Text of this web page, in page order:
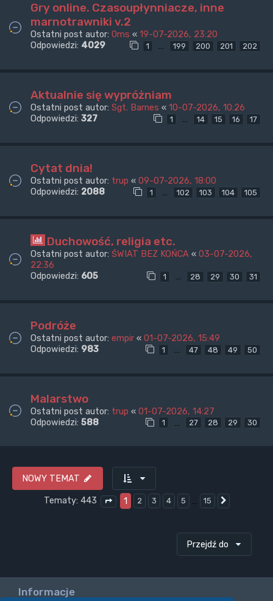
Gry online. Czasoupłynniacze, inne
marnotrawniki v.2
Ostatni post autor: 0ms « 19-07-2026, 23:20
Odpowiedzi: 4029 1 … 199 200 201 202
Aktualnie się wypróżniam
Ostatni post autor: Sgt. Barnes « 10-07-2026, 10:26
Odpowiedzi: 327 1 … 14 15 16 17
Cytat dnia!
Ostatni post autor: trup « 09-07-2026, 18:00
Odpowiedzi: 2088 1 … 102 103 104 105
Duchowość, religia etc.
Ostatni post autor: ŚWIAT BEZ KOŃCA « 03-07-2026,
22:36
Odpowiedzi: 605 1 … 28 29 30 31
Podróże
Ostatni post autor: empir « 01-07-2026, 15:49
Odpowiedzi: 983 1 … 47 48 49 50
Malarstwo
Ostatni post autor: trup « 01-07-2026, 14:27
Odpowiedzi: 588 1 … 27 28 29 30
NOWY TEMAT
Tematy: 443
Strona1 z15
1 2 3 4 5 … 15
Przejdź do
Informacje